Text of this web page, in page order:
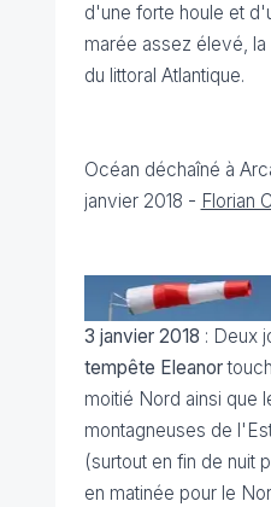
d'une forte houle et
marée assez élevé,
du littoral Atlantique.
Océan déchaîné à
janvier 2018 - Florian
3 janvier 2018 : Deux
tempête Eleanor
moitié Nord ainsi que
montagneuses de
(surtout en fin de nuit
en matinée pour le